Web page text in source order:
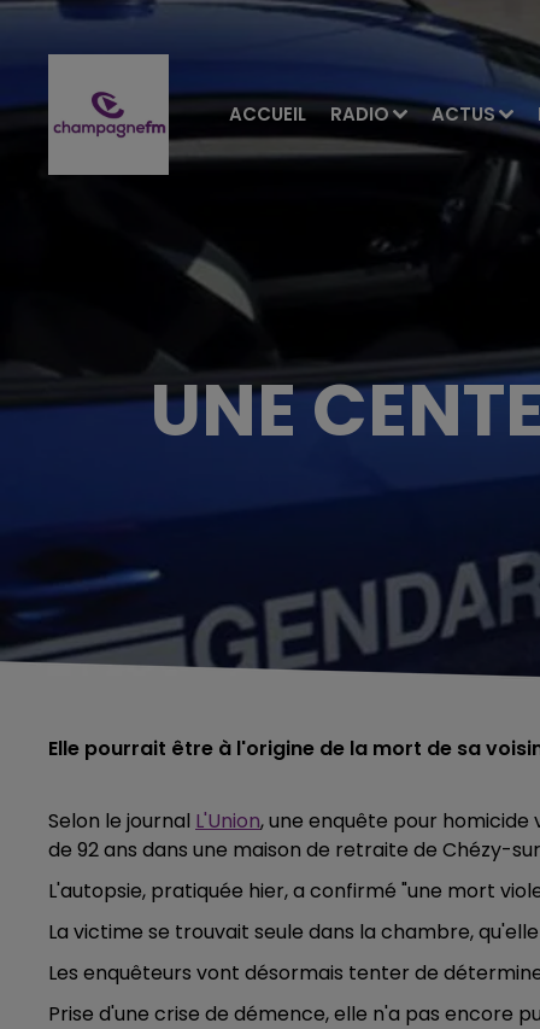
ACCUEIL RADIO ACTUS
UNE
Elle pourrait être à l'origine de la mort de sa
Selon le journal L'Union, une enquête pour
de 92 ans dans une maison de retraite de Chézy-
L'autopsie, pratiquée hier, a confirmé "une mort
La victime se trouvait seule dans la chambre,
Les enquêteurs vont désormais tenter de
Prise d'une crise de démence, elle n'a pas encore